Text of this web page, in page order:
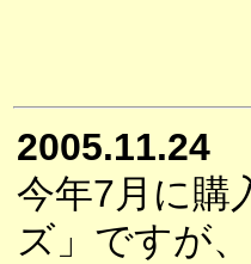
2005.11.24
今年7月に購
ズ」ですが